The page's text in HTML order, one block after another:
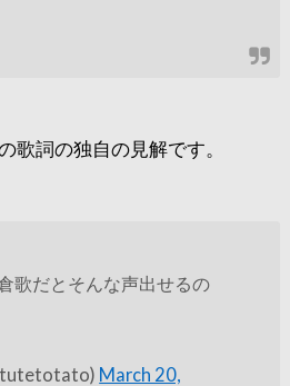
歌詞の独自の見解です。
歌だとそんな声出せるの
March 20,